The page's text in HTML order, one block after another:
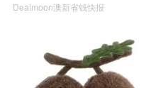
Dealmoon澳新省钱快报